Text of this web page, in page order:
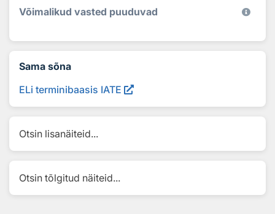
Võimalikud vasted puuduvad
Sama sõna
ELi terminibaasis IATE
Otsin lisanäiteid...
Otsin tõlgitud näiteid...